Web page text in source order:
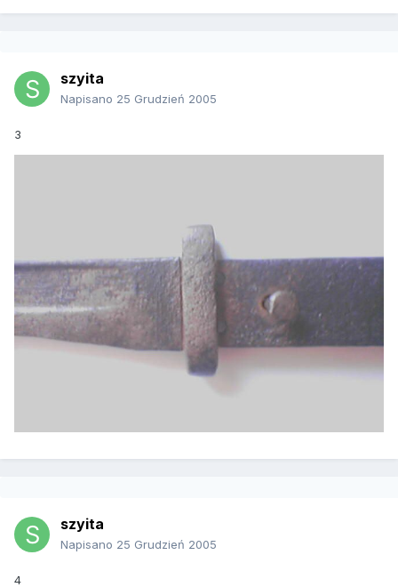
szyita
Napisano 25 Grudzień 2005
3
szyita
Napisano 25 Grudzień 2005
4